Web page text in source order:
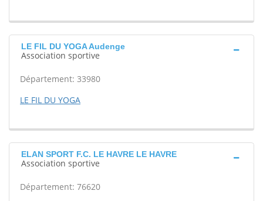
LE FIL DU YOGA Audenge
Association sportive
Département: 33980
LE FIL DU YOGA
ELAN SPORT F.C. LE HAVRE LE HAVRE
Association sportive
Département: 76620